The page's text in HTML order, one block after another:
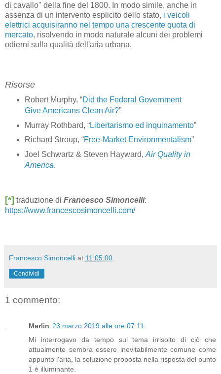
di cavallo" della fine del 1800. In modo simile, anche in
assenza di un intervento esplicito dello stato, i veicoli
elettrici acquisiranno nel tempo una crescente quota di
mercato, risolvendo in modo naturale alcuni dei problemi
odierni sulla qualità dell'aria urbana.
Risorse
Robert Murphy, “Did the Federal Government
Give Americans Clean Air?”
Murray Rothbard, “Libertarismo ed inquinamento”
Richard Stroup, “Free-Market Environmentalism”
Joel Schwartz & Steven Hayward, Air Quality in
America.
[*] traduzione di Francesco Simoncelli:
https://www.francescosimoncelli.com/
Francesco Simoncelli at 11:05:00
Condividi
1 commento:
Merlin 23 marzo 2019 alle ore 07:11
Mi interrogavo da tempo sul tema irrisolto di ciò che
attualmente sembra essere inevitabilmente comune come
appunto l'aria, la soluzione proposta nella risposta del punto
1 è illuminante.